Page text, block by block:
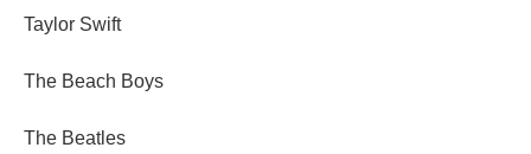
Taylor Swift
The Beach Boys
The Beatles